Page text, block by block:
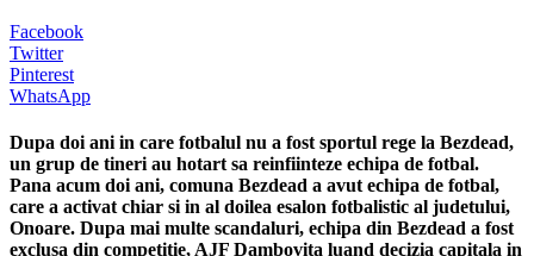
Facebook
Twitter
Pinterest
WhatsApp
Dupa doi ani in care fotbalul nu a fost sportul rege la Bezdead,
un grup de tineri au hotart sa reinfiinteze echipa de fotbal.
Pana acum doi ani, comuna Bezdead a avut echipa de fotbal,
care a activat chiar si in al doilea esalon fotbalistic al judetului,
Onoare. Dupa mai multe scandaluri, echipa din Bezdead a fost
exclusa din competitie, AJF Dambovita luand decizia capitala in